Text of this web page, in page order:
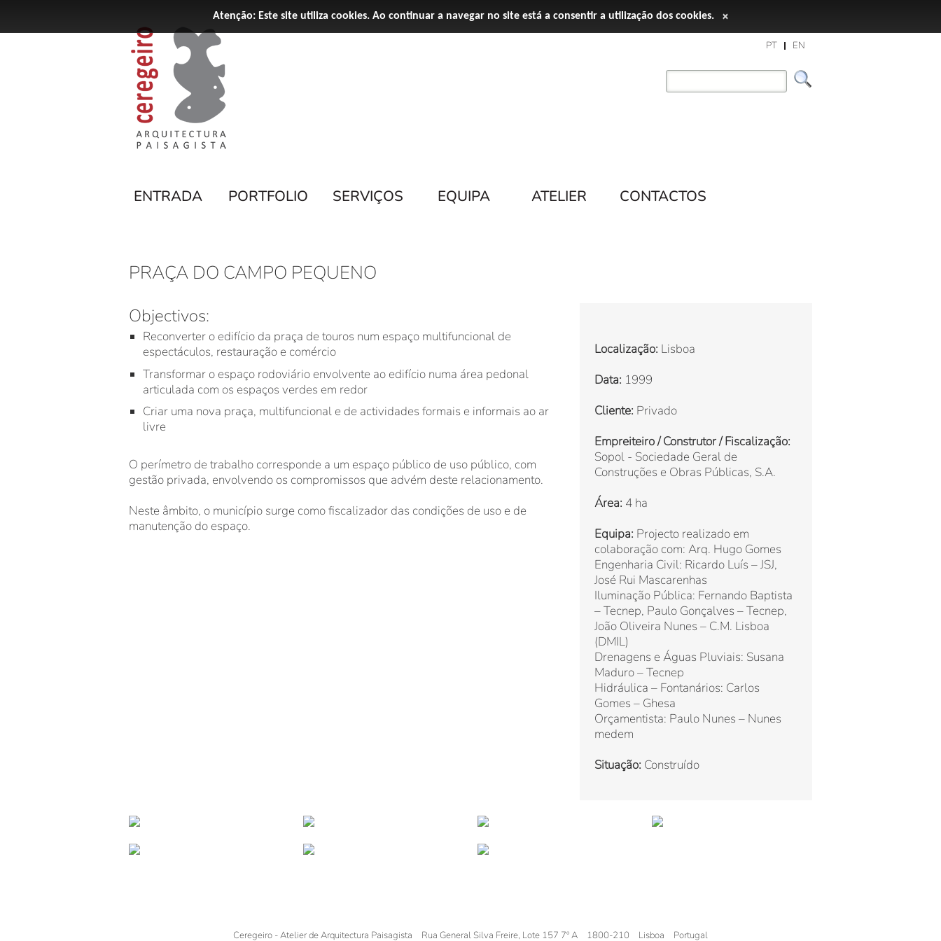
PT EN
ENTRADA PORTFOLIO SERVIÇOS EQUIPA ATELIER CONTACTOS
PRAÇA DO CAMPO PEQUENO
Objectivos:
Reconverter o edifício da praça de touros num espaço multifuncional de
espectáculos, restauração e comércio
Transformar o espaço rodoviário envolvente ao edifício numa área pedonal
articulada com os espaços verdes em redor
Criar uma nova praça, multifuncional e de actividades formais e informais ao ar
livre
O perímetro de trabalho corresponde a um espaço público de uso público, com
gestão privada, envolvendo os compromissos que advém deste relacionamento.
Neste âmbito, o município surge como fiscalizador das condições de uso e de
manutenção do espaço.
Localização: Lisboa
Data: 1999
Cliente: Privado
Empreiteiro / Construtor / Fiscalização:
Sopol - Sociedade Geral de
Construções e Obras Públicas, S.A.
Área: 4 ha
Equipa: Projecto realizado em
colaboração com: Arq. Hugo Gomes
Engenharia Civil: Ricardo Luís – JSJ,
José Rui Mascarenhas
Iluminação Pública: Fernando Baptista
– Tecnep, Paulo Gonçalves – Tecnep,
João Oliveira Nunes – C.M. Lisboa
(DMIL)
Drenagens e Águas Pluviais: Susana
Maduro – Tecnep
Hidráulica – Fontanários: Carlos
Gomes – Ghesa
Orçamentista: Paulo Nunes – Nunes
medem
Situação: Construído
Ceregeiro - Atelier de Arquitectura Paisagista Rua General Silva Freire, Lote 157 7º A 1800-210 Lisboa Portugal
Atenção: Este site utiliza cookies. Ao continuar a navegar no site está a consentir a utilização dos cookies. ×